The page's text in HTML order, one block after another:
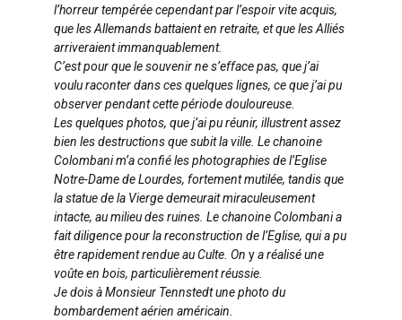
l’horreur tempérée cependant par l’espoir vite acquis,
que les Allemands battaient en retraite, et que les Alliés
arriveraient immanquablement.
C’est pour que le souvenir ne s’efface pas, que j’ai
voulu raconter dans ces quelques lignes, ce que j’ai pu
observer pendant cette période douloureuse.
Les quelques photos, que j’ai pu réunir, illustrent assez
bien les destructions que subit la ville. Le chanoine
Colombani m’a confié les photographies de l’Eglise
Notre-Dame de Lourdes, fortement mutilée, tandis que
la statue de la Vierge demeurait miraculeusement
intacte, au milieu des ruines. Le chanoine Colombani a
fait diligence pour la reconstruction de l’Eglise, qui a pu
être rapidement rendue au Culte. On ya réalisé une
voûte en bois, particulièrement réussie.
Je dois à Monsieur Tennstedt une photo du
bombardement aérien américain.